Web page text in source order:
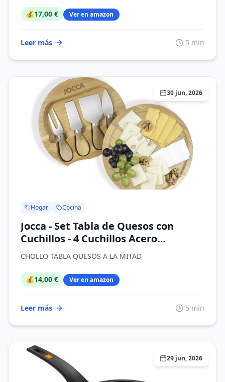
💰17,00 € Ver en amazon
Leer más 5 min
30 jun, 2026
Hogar Cocina
Jocca - Set Tabla de Quesos con
Cuchillos - 4 Cuchillos Acero
Inoxidable - Tabla Madera 20 cm -
Base Antideslizante
CHOLLO TABLA QUESOS A LA MITAD
💰14,00 € Ver en amazon
Leer más 5 min
29 jun, 2026